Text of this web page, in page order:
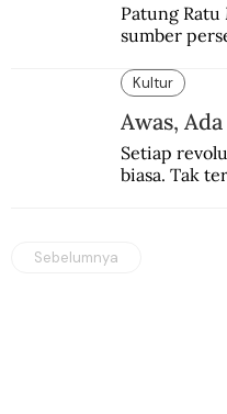
Patung
sumber
Kultur
Awas,
Setiap
biasa. Tak
Sebelumnya